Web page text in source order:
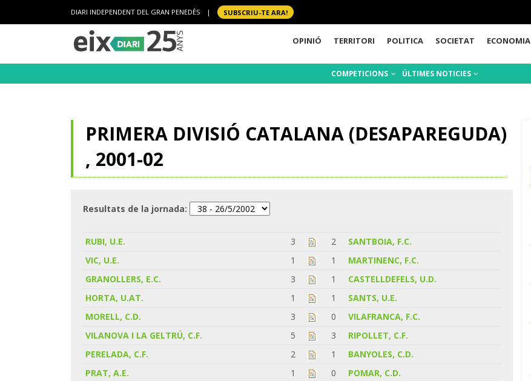
DIARI INDEPENDENT DEL GRAN PENEDÈS | SUBSCRIU-TE ARA!
OPINIÓ TERRITORI POLITICA SOCIETAT ECONOMIA
COMPETICIONS ÚLTIMES NOTICIES
PRIMERA DIVISIÓ CATALANA (DESAPAREGUDA)
, 2001-02
Resultats de la jornada:
RUBI, U.E. 3 2
SANTBOIA, F.C.
VIC, U.E.
1 1
MARTINENC, F.C.
GRANOLLERS, E.C.
3 1
CASTELLDEFELS, U.D.
HORTA, U.AT.
1 1
SANTS, U.E.
MORELL, C.D.
3 0
VILAFRANCA, F.C.
VILANOVA I LA GELTRÚ, C.F.
5 3
RIPOLLET, C.F.
PERELADA, C.F.
2 1
BANYOLES, C.D.
PRAT, A.E.
1 0
POMAR, C.D.